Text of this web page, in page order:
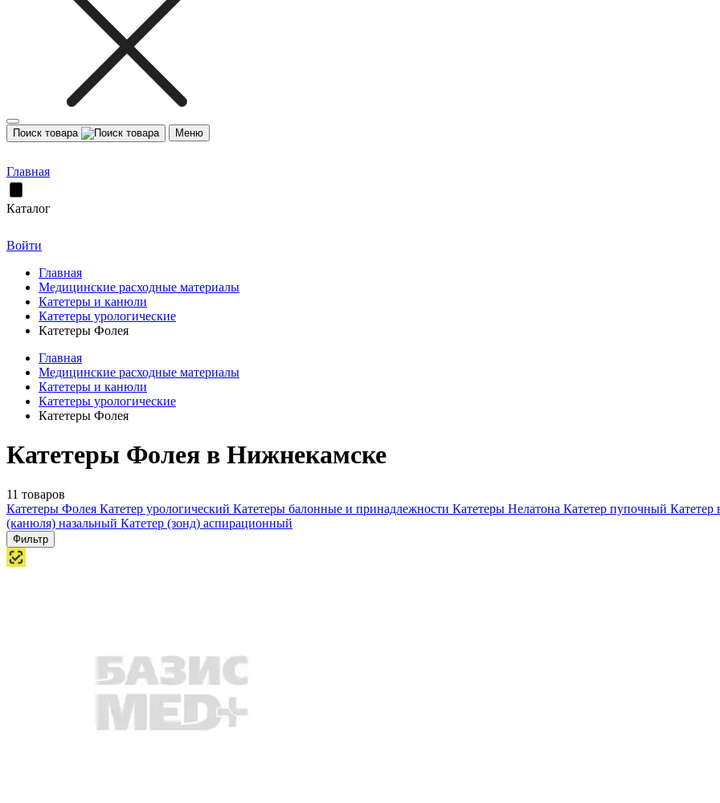
Поиск товара Меню
Главная
Каталог
Войти
Главная
Медицинские расходные материалы
Катетеры и канюли
Катетеры урологические
Катетеры Фолея
Главная
Медицинские расходные материалы
Катетеры и канюли
Катетеры урологические
Катетеры Фолея
Катетеры Фолея в Нижнекамске
11 товаров
Катетеры Фолея Катетер урологический Катетеры балонные и принадлежности Катетеры Нелатона Катетер пупочный Катетер
(канюля) назальный Катетер (зонд) аспирационный
Фильтр